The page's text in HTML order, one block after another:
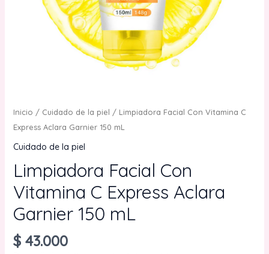
Inicio / Cuidado de la piel / Limpiadora Facial Con Vitamina C
Express Aclara Garnier 150 mL
Cuidado de la piel
Limpiadora Facial Con
Vitamina C Express Aclara
Garnier 150 mL
$43.000